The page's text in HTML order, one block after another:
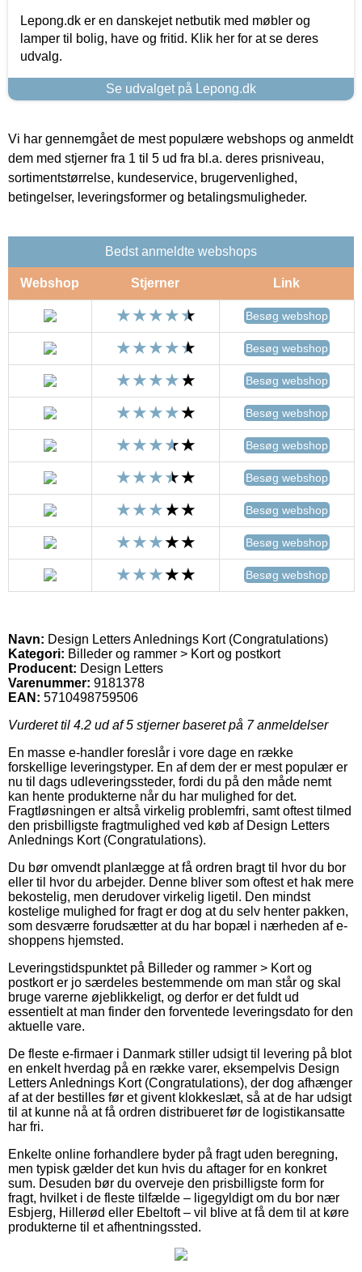
Lepong.dk er en danskejet netbutik med møbler og
lamper til bolig, have og fritid. Klik her for at se deres
udvalg.
Se udvalget på Lepong.dk
Vi har gennemgået de mest populære webshops og anmeldt
dem med stjerner fra 1 til 5 ud fra bl.a. deres prisniveau,
sortimentstørrelse, kundeservice, brugervenlighed,
betingelser, leveringsformer og betalingsmuligheder.
Bedst anmeldte webshops
Webshop Stjerner Link
Besøg webshop
Besøg webshop
Besøg webshop
Besøg webshop
Besøg webshop
Besøg webshop
Besøg webshop
Besøg webshop
Besøg webshop
Navn: Design Letters Anlednings Kort (Congratulations)
Kategori: Billeder og rammer > Kort og postkort
Producent: Design Letters
Varenummer: 9181378
EAN: 5710498759506
Vurderet til 4.2 ud af 5 stjerner baseret på 7anmeldelser
En masse e-handler foreslår i vore dage en række
forskellige leveringstyper. En af dem der er mest populær er
nu til dags udleveringssteder, fordi du på den måde nemt
kan hente produkterne når du har mulighed for det.
Fragtløsningen er altså virkelig problemfri, samt oftest tilmed
den prisbilligste fragtmulighed ved køb af Design Letters
Anlednings Kort (Congratulations).
Du bør omvendt planlægge at få ordren bragt til hvor du bor
eller til hvor du arbejder. Denne bliver som oftest et hak mere
bekostelig, men derudover virkelig ligetil. Den mindst
kostelige mulighed for fragt er dog at du selv henter pakken,
som desværre forudsætter at du har bopæl i nærheden af e-
shoppens hjemsted.
Leveringstidspunktet på Billeder og rammer > Kort og
postkort er jo særdeles bestemmende om man står og skal
bruge varerne øjeblikkeligt, og derfor er det fuldt ud
essentielt at man finder den forventede leveringsdato for den
aktuelle vare.
De fleste e-firmaer i Danmark stiller udsigt til levering på blot
en enkelt hverdag på en række varer, eksempelvis Design
Letters Anlednings Kort (Congratulations), der dog afhænger
af at der bestilles før et givent klokkeslæt, så at de har udsigt
til at kunne nå at få ordren distribueret før de logistikansatte
har fri.
Enkelte online forhandlere byder på fragt uden beregning,
men typisk gælder det kun hvis du aftager for en konkret
sum. Desuden bør du overveje den prisbilligste form for
fragt, hvilket i de fleste tilfælde – ligegyldigt om du bor nær
Esbjerg, Hillerød eller Ebeltoft – vil blive at få dem til at køre
produkterne til et afhentningssted.